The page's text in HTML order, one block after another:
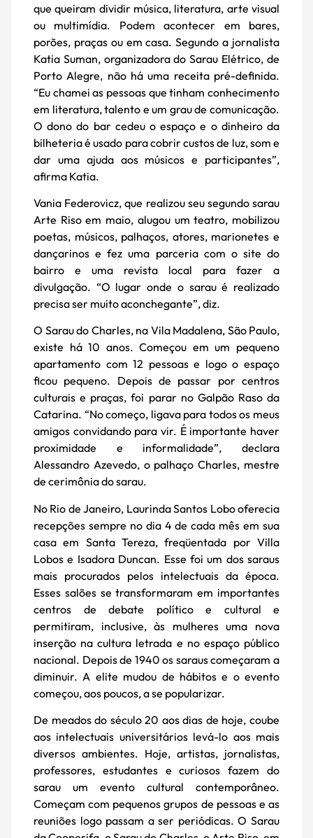
que queiram dividir música, literatura, arte visual
ou multimídia. Podem acontecer em bares,
porões, praças ou em casa. Segundo a jornalista
Katia Suman, organizadora do Sarau Elétrico, de
Porto Alegre, não há uma receita pré-definida.
“Eu chamei as pessoas que tinham conhecimento
em literatura, talento e um grau de comunicação.
O dono do bar cedeu o espaço e o dinheiro da
bilheteria é usado para cobrir custos de luz, som e
dar uma ajuda aos músicos e participantes”,
afirma Katia.
Vania Federovicz, que realizou seu segundo sarau
Arte Riso em maio, alugou um teatro, mobilizou
poetas, músicos, palhaços, atores, marionetes e
dançarinos e fez uma parceria com o site do
bairro e uma revista local para fazer a
divulgação. “O lugar onde o sarau é realizado
precisa ser muito aconchegante”, diz.
O Sarau do Charles, na Vila Madalena, São Paulo,
existe há 10 anos. Começou em um pequeno
apartamento com 12 pessoas e logo o espaço
ficou pequeno. Depois de passar por centros
culturais e praças, foi parar no Galpão Raso da
Catarina. “No começo, ligava para todos os meus
amigos convidando para vir. É importante haver
proximidade e informalidade”, declara
Alessandro Azevedo, o palhaço Charles, mestre
de cerimônia do sarau.
No Rio de Janeiro, Laurinda Santos Lobo oferecia
recepções sempre no dia 4 de cada mês em sua
casa em Santa Tereza, freqüentada por Villa
Lobos e Isadora Duncan. Esse foi um dos saraus
mais procurados pelos intelectuais da época.
Esses salões se transformaram em importantes
centros de debate político e cultural e
permitiram, inclusive, às mulheres uma nova
inserção na cultura letrada e no espaço público
nacional. Depois de 1940 os saraus começaram a
diminuir. A elite mudou de hábitos e o evento
começou, aos poucos, a se popularizar.
De meados do século 20 aos dias de hoje, coube
aos intelectuais universitários levá-lo aos mais
diversos ambientes. Hoje, artistas, jornalistas,
professores, estudantes e curiosos fazem do
sarau um evento cultural contemporâneo.
Começam com pequenos grupos de pessoas e as
reuniões logo passam a ser periódicas. O Sarau